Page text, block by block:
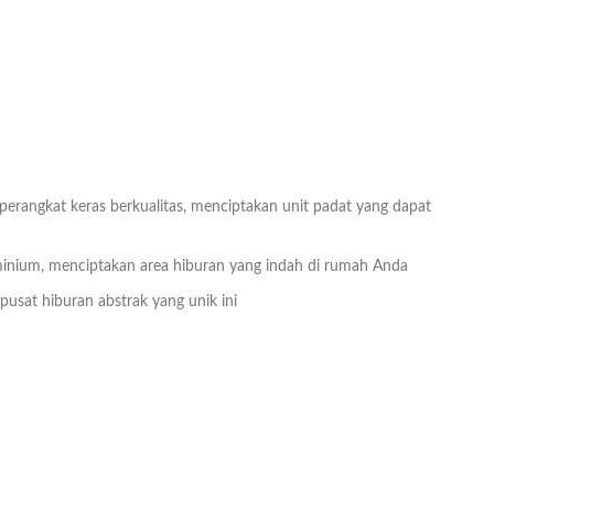
keras berkualitas, menciptakan unit padat yang dapat
menciptakan area hiburan yang indah di rumah Anda
hiburan abstrak yang unik ini